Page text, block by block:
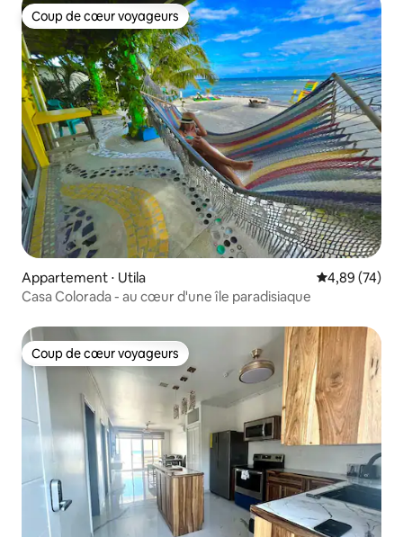
Coup de cœur voyageurs
Coup de cœur voyageurs
Appartement ⋅ Utila Évaluation
4,89 (74)
Casa Colorada - au cœur d'une île paradisiaque
Coup de cœur voyageurs
Coup de cœur voyageurs